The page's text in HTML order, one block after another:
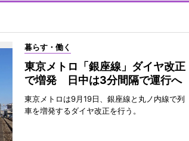
暮らす・働く
東京メトロ「銀座線」ダイヤ改正
で増発 日中は3分間隔で運行へ
東京メトロは9月19日、銀座線と丸ノ内線で列
車を増発するダイヤ改正を行う。